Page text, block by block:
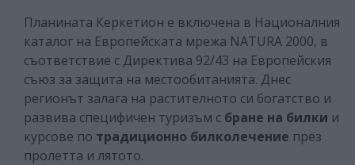
Планината Керкетион е включена в Националния
каталог на Европейската мрежа NATURA 2000, в
съответствие с Директива 92/43 на Европейския
съюз за защита на местообитанията. Днес
регионът залага на растителното си богатство и
развива специфичен туризъм с бране на билки и
курсове по традиционно билколечение през
пролетта и лятото.